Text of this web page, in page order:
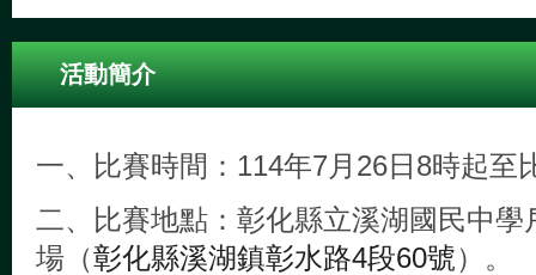
活動簡介
一、比賽時間：114年7月26日8時起至
二、比賽地點：彰化縣立溪湖國民中學
場（彰化縣溪湖鎮彰水路4段60號）。